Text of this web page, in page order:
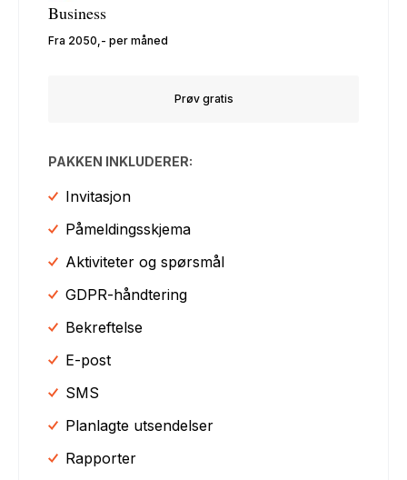
Business
Fra 2050,- per måned
Prøv gratis
PAKKEN INKLUDERER:
Invitasjon
Påmeldingsskjema
Aktiviteter og spørsmål
GDPR-håndtering
Bekreftelse
E-post
SMS
Planlagte utsendelser
Rapporter